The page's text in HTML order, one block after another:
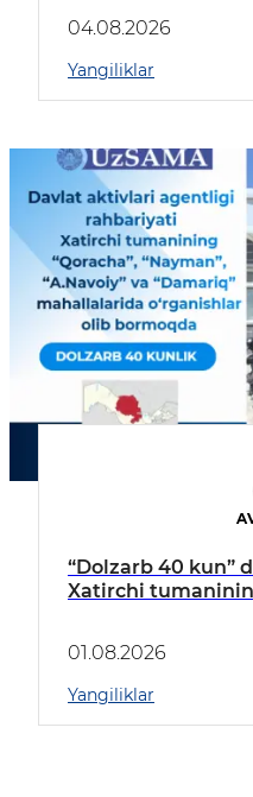
04.08.2026
Yangiliklar
“Dolzarb 40 kun”
Xatirchi
borildi
01.08.2026
Yangiliklar